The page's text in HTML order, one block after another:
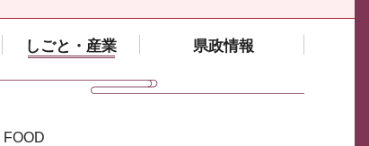
しごと・産業 県政情報
FOOD